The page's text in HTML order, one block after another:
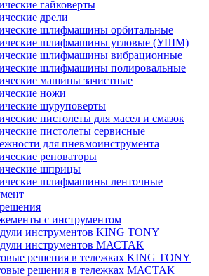
гайковерты
дрели
шлифмашины орбитальные
шлифмашины угловые (УШМ)
шлифмашины вибрационные
шлифмашины полировальные
машины зачистные
ножи
шуруповерты
пистолеты для масел и смазок
пистолеты сервисные
для пневмоинструмента
реноваторы
шприцы
шлифмашины ленточные
с инструментом
инструментов KING TONY
инструментов МАСТАК
решения в тележках KING TONY
решения в тележках МАСТАК